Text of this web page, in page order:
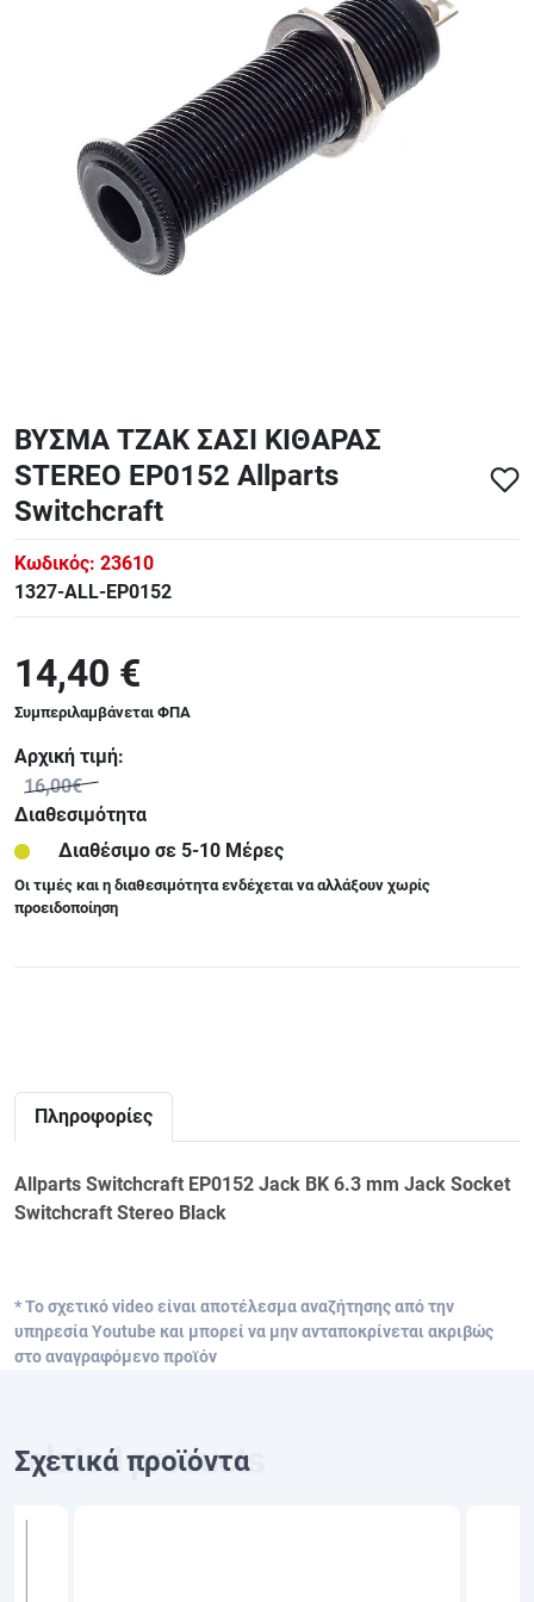
ΒΥΣΜΑ ΤΖΑΚ ΣΑΣΙ ΚΙΘΑΡΑΣ
STEREO EP0152 Allparts
Switchcraft
Κωδικός: 23610
1327-ALL-EP0152
14,40 €
Συμπεριλαμβάνεται ΦΠΑ
Αρχική τιμή:
16,00€
Διαθεσιμότητα
Διαθέσιμο σε 5-10 Μέρες
Οι τιμές και η διαθεσιμότητα ενδέχεται να αλλάξουν χωρίς
προειδοποίηση
Πληροφορίες
Allparts Switchcraft EP0152 Jack BK 6.3 mm Jack Socket
Switchcraft Stereo Black
* Το σχετικό video είναι αποτέλεσμα αναζήτησης από την
υπηρεσία Youtube και μπορεί να μην ανταποκρίνεται ακριβώς
στο αναγραφόμενο προϊόν
Σχετικά προϊόντα
ΑΞΕΣΟΥΑΡ - ΑΝΤΑΛΛΑΚΤΙΚΑ ΚΙΘΑΡΑΣ ΜΠΑΣΟΥ